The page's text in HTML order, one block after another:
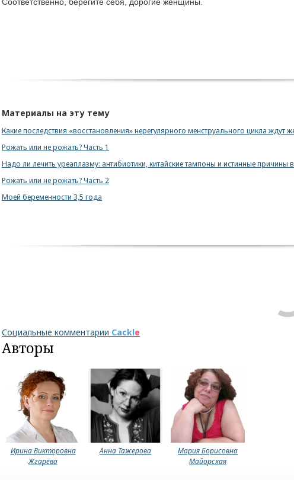
Материалы на эту тему
Какие последствия «восстановления» нерегулярного менструального цикла ждут
Рожать или не рожать? Часть 1
Надо ли лечить уреаплазму: антибиотики, китайские тампоны и истинные причины
Рожать или не рожать? Часть 2
Моей беременности 3,5 года
Ирина Викторовна
Жгарёва
Анна Тажерова
Мария Борисовна
Майорская